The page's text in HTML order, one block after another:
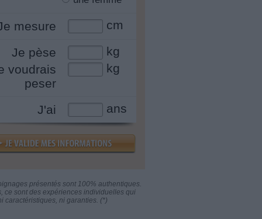
mesure cm
Je pèse
kg
voudrais
peser
kg
J'ai ans
présentés sont 100% authentiques.
ce sont des expériences individuelles qui
caractéristiques, ni garanties. (*)